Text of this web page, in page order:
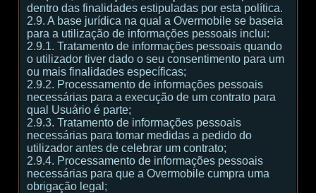
dentro das finalidades estipuladas por esta política.
2.9. A base jurídica na qual a Overmobile se baseia
para a utilização de informações pessoais inclui:
2.9.1. Tratamento de informações pessoais quando
o utilizador tiver dado o seu consentimento para um
ou mais finalidades específicas;
2.9.2. Processamento de informações pessoais
necessárias para a execução de um contrato para
qual Usuário é parte;
2.9.3. Tratamento de informações pessoais
necessárias para tomar medidas a pedido do
utilizador antes de celebrar um contrato;
2.9.4. Processamento de informações pessoais
necessárias para que a Overmobile cumpra uma
obrigação legal;